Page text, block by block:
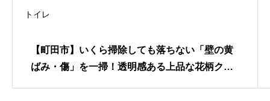
トイレ
【町田市】いくら掃除しても落ちない「壁の黄
ばみ・傷」を一掃！透明感ある上品な花柄クロ